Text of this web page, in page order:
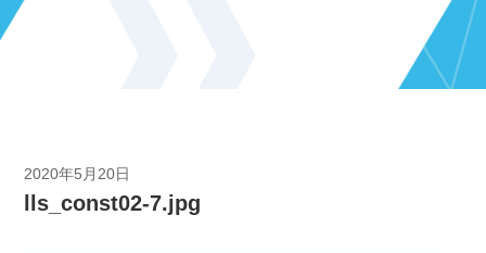
2020年5月20日
lls_const02-7.jpg